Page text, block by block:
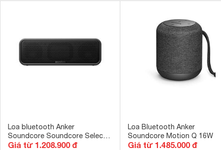
Loa bluetooth Anker
Soundcore Soundcore Select 2
A3125
Giá từ 1.208.900 đ
Loa Bluetooth Anker
Soundcore Motion Q 16W
Giá từ 1.485.000 đ